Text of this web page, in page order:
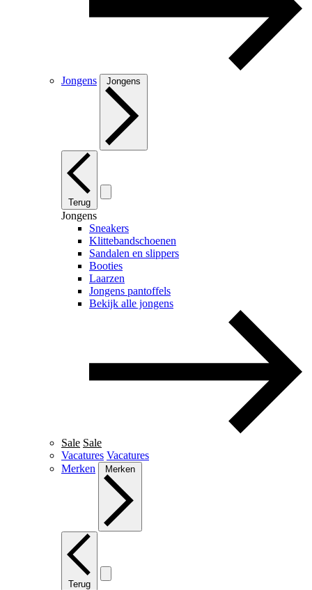
Jongens Jongens
Terug
Jongens
Sneakers
Klittebandschoenen
Sandalen en slippers
Booties
Laarzen
Jongens pantoffels
Bekijk alle jongens
Sale Sale
Vacatures Vacatures
Merken
Merken
Terug